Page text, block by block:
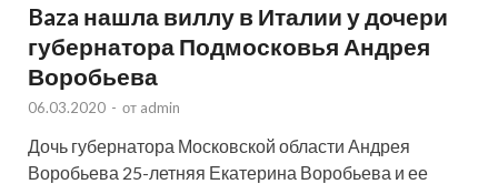
Baza нашла виллу в Италии у дочери
губернатора Подмосковья Андрея
Воробьева
06.03.2020 - от admin
Дочь губернатора Московской области Андрея
Воробьева 25-летняя Екатерина Воробьева и ее